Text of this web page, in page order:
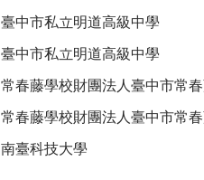
臺中市私立明道高級中學
臺中市私立明道高級中學
常春藤學校財團法人臺中市常
常春藤學校財團法人臺中市常
南臺科技大學